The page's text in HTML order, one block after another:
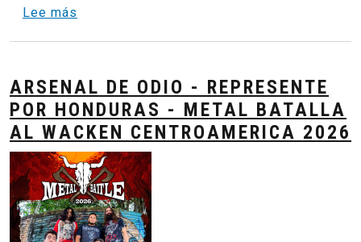
Lee más
ARSENAL DE ODIO - REPRESENTE
POR HONDURAS - METAL BATALLA
AL WACKEN CENTROAMERICA 2026